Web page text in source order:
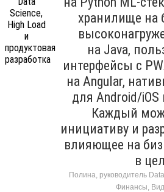
хранилище на
на Java,
интерфейсы с
на Angular,
для Android/
Каждый
инициативу и
влияющее на
в
Полина, руководитель
Финансы,